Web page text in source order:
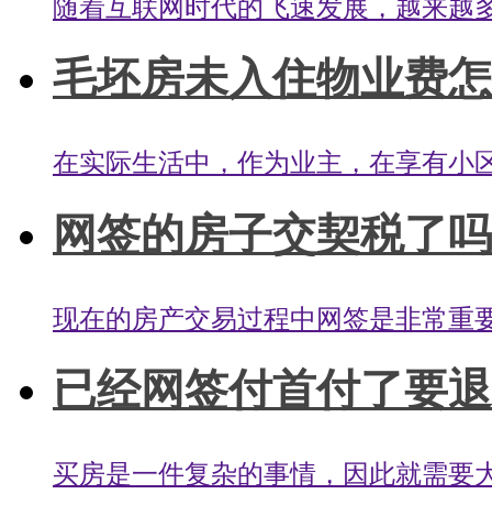
随着互联网时代的飞速发展，越来越
毛坯房未入住物业费
在实际生活中，作为业主，在享有小
网签的房子交契税了
现在的房产交易过程中网签是非常重
已经网签付首付了要
买房是一件复杂的事情，因此就需要